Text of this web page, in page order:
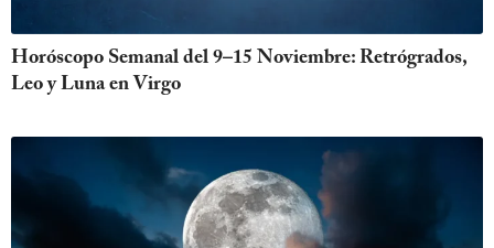
Horóscopo Semanal del 9–15 Noviembre: Retrógrados,
Leo y Luna en Virgo